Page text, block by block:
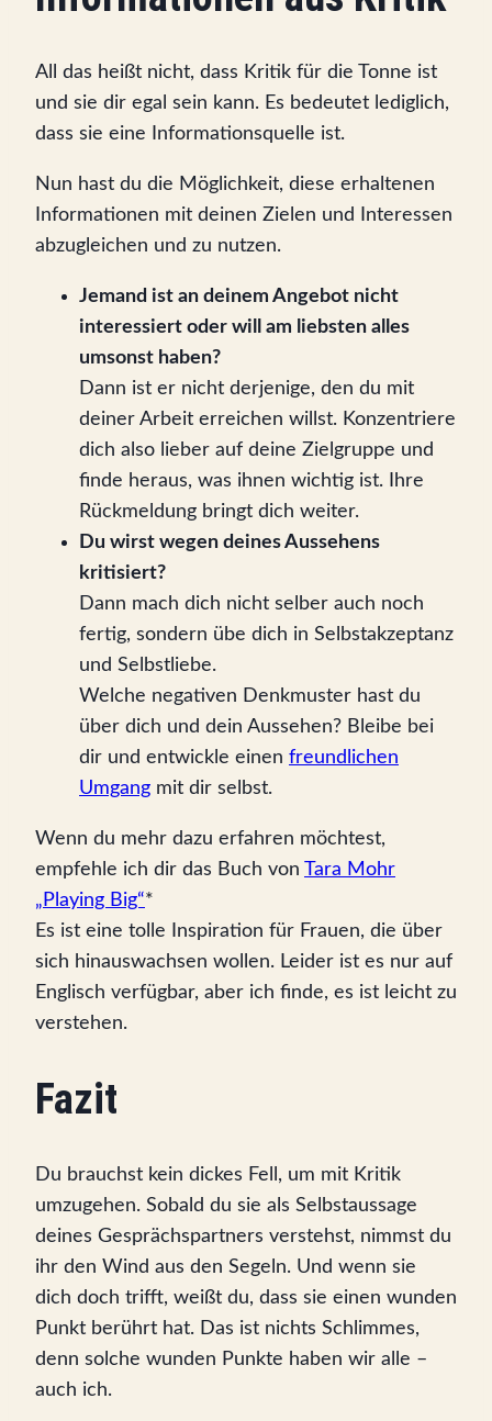
All das heißt nicht, dass Kritik für die Tonne ist
und sie dir egal sein kann. Es bedeutet lediglich,
dass sie eine Informationsquelle ist.
Nun hast du die Möglichkeit, diese erhaltenen
Informationen mit deinen Zielen und Interessen
abzugleichen und zu nutzen.
Jemand ist an deinem Angebot nicht
interessiert oder will am liebsten alles
umsonst haben?
Dann ist er nicht derjenige, den du mit
deiner Arbeit erreichen willst. Konzentriere
dich also lieber auf deine Zielgruppe und
finde heraus, was ihnen wichtig ist. Ihre
Rückmeldung bringt dich weiter.
Du wirst wegen deines Aussehens
kritisiert?
Dann mach dich nicht selber auch noch
fertig, sondern übe dich in Selbstakzeptanz
und Selbstliebe.
Welche negativen Denkmuster hast du
über dich und dein Aussehen? Bleibe bei
dir und entwickle einen freundlichen
Umgang mit dir selbst.
Wenn du mehr dazu erfahren möchtest,
empfehle ich dir das Buch von Tara Mohr
„Playing Big“*
Es ist eine tolle Inspiration für Frauen, die über
sich hinauswachsen wollen. Leider ist es nur auf
Englisch verfügbar, aber ich finde, es ist leicht zu
verstehen.
Fazit
Du brauchst kein dickes Fell, um mit Kritik
umzugehen. Sobald du sie als Selbstaussage
deines Gesprächspartners verstehst, nimmst du
ihr den Wind aus den Segeln. Und wenn sie
dich doch trifft, weißt du, dass sie einen wunden
Punkt berührt hat. Das ist nichts Schlimmes,
denn solche wunden Punkte haben wir alle –
auch ich.